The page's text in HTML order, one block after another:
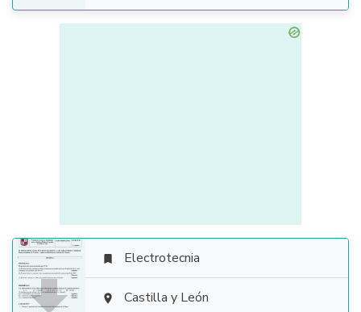
 Electrotecnia
 Castilla y León